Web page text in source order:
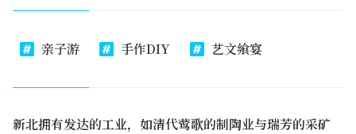
亲子游 手作DIY 艺文飨宴
新北拥有发达的工业，如清代莺歌的制陶业与瑞芳的采矿